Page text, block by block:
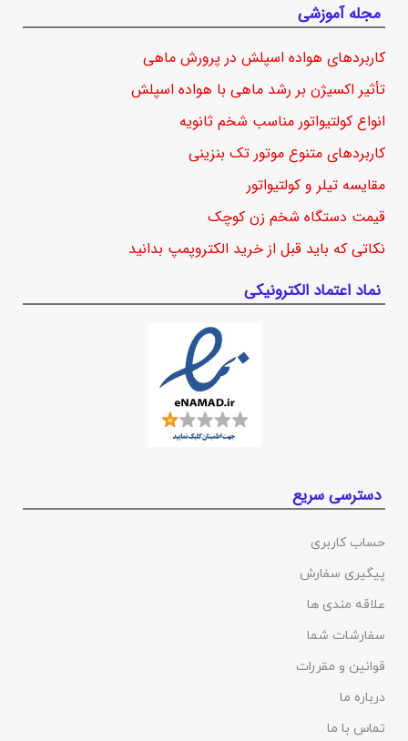
مجله آموزشی
کاربردهای هواده اسپلش در پرورش ماهی
تأثیر اکسیژن بر رشد ماهی با هواده اسپلش
انواع کولتیواتور مناسب شخم ثانویه
کاربردهای متنوع موتور تک بنزینی
مقایسه تیلر و کولتیواتور
قیمت دستگاه شخم زن کوچک
نکاتی که باید قبل از خرید الکتروپمپ بدانید
نماد اعتماد الکترونیکی
دسترسی سریع
حساب کاربری
پیگیری سفارش
علاقه مندی ها
سفارشات شما
قوانین و مقررات
درباره ما
تماس با ما